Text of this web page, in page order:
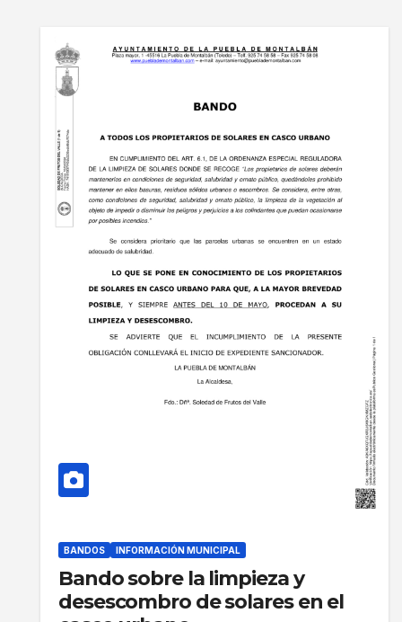
BANDOS INFORMACIÓN MUNICIPAL
Bando sobre la limpieza y
desescombro de solares en el